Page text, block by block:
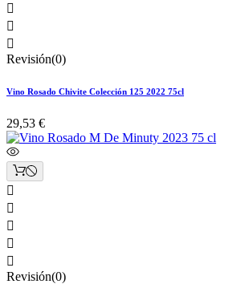



Revisión(0)
Vino Rosado Chivite Colección 125 2022 75cl
29,53 €





Revisión(0)